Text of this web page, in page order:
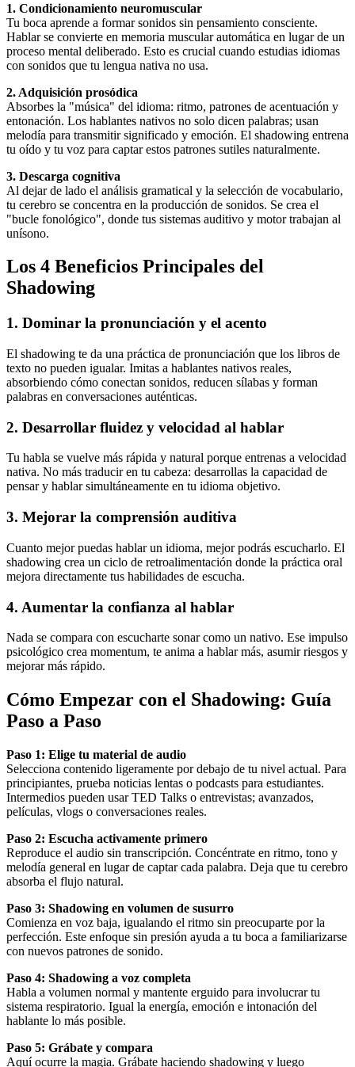
1. Condicionamiento neuromuscular
Tu boca aprende a formar sonidos sin pensamiento consciente.
Hablar se convierte en memoria muscular automática en lugar de un
proceso mental deliberado. Esto es crucial cuando estudias idiomas
con sonidos que tu lengua nativa no usa.
2. Adquisición prosódica
Absorbes la "música" del idioma: ritmo, patrones de acentuación y
entonación. Los hablantes nativos no solo dicen palabras; usan
melodía para transmitir significado y emoción. El shadowing entrena
tu oído y tu voz para captar estos patrones sutiles naturalmente.
3. Descarga cognitiva
Al dejar de lado el análisis gramatical y la selección de vocabulario,
tu cerebro se concentra en la producción de sonidos. Se crea el
"bucle fonológico", donde tus sistemas auditivo y motor trabajan al
unísono.
Los 4 Beneficios Principales del
Shadowing
1. Dominar la pronunciación y el acento
El shadowing te da una práctica de pronunciación que los libros de
texto no pueden igualar. Imitas a hablantes nativos reales,
absorbiendo cómo conectan sonidos, reducen sílabas y forman
palabras en conversaciones auténticas.
2. Desarrollar fluidez y velocidad al hablar
Tu habla se vuelve más rápida y natural porque entrenas a velocidad
nativa. No más traducir en tu cabeza: desarrollas la capacidad de
pensar y hablar simultáneamente en tu idioma objetivo.
3. Mejorar la comprensión auditiva
Cuanto mejor puedas hablar un idioma, mejor podrás escucharlo. El
shadowing crea un ciclo de retroalimentación donde la práctica oral
mejora directamente tus habilidades de escucha.
4. Aumentar la confianza al hablar
Nada se compara con escucharte sonar como un nativo. Ese impulso
psicológico crea momentum, te anima a hablar más, asumir riesgos y
mejorar más rápido.
Cómo Empezar con el Shadowing: Guía
Paso a Paso
Paso 1: Elige tu material de audio
Selecciona contenido ligeramente por debajo de tu nivel actual. Para
principiantes, prueba noticias lentas o podcasts para estudiantes.
Intermedios pueden usar TED Talks o entrevistas; avanzados,
películas, vlogs o conversaciones reales.
Paso 2: Escucha activamente primero
Reproduce el audio sin transcripción. Concéntrate en ritmo, tono y
melodía general en lugar de captar cada palabra. Deja que tu cerebro
absorba el flujo natural.
Paso 3: Shadowing en volumen de susurro
Comienza en voz baja, igualando el ritmo sin preocuparte por la
perfección. Este enfoque sin presión ayuda a tu boca a familiarizarse
con nuevos patrones de sonido.
Paso 4: Shadowing a voz completa
Habla a volumen normal y mantente erguido para involucrar tu
sistema respiratorio. Igual la energía, emoción e intonación del
hablante lo más posible.
Paso 5: Grábate y compara
Aquí ocurre la magia. Grábate haciendo shadowing y luego